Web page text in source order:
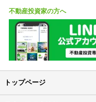
不動産投資家の方へ
トップページ